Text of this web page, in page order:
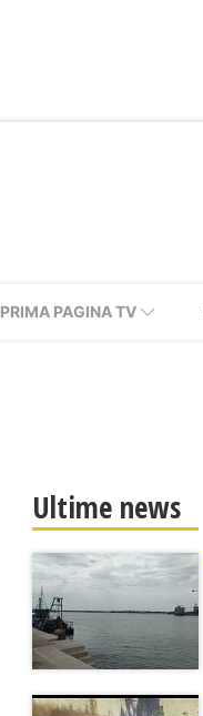
PRIMA PAGINA TV
Ultime news